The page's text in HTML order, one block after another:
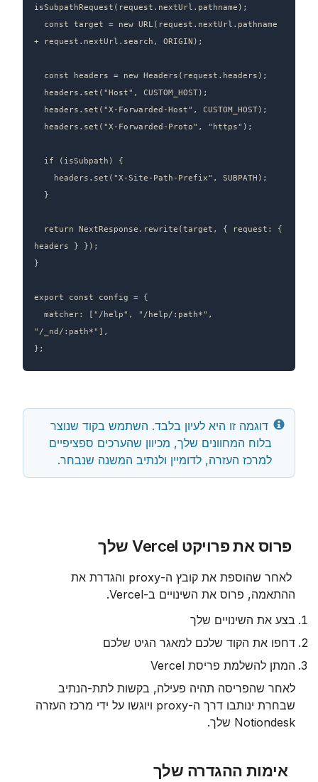
isSubpathRequest(request.nextUrl.pathname);
+ request.nextUrl.search, ORIGIN);
headers } });
}
export const config = {
"/_nd/:path*"],
};
דוגמה זו היא לעיון בלבד. השתמש בקוד שנוצר
בלוח המחוונים שלך, מכיוון שהערכים ספציפיים
למרכז העזרה, לדומיין ולנתיב המשנה שנבחר.
פרוס את פרויקט Vercel שלך
לאחר שהוספת את קובץ ה-proxy והגדרת את
ההתאמה, פרוס את השינויים ב-Vercel.
בצע את השינויים שלך
דחפו את הקוד שלכם למאגר הגיט שלכם
המתן להשלמת פריסת Vercel
לאחר שהפריסה תהיה פעילה, בקשות לתת-הנתיב
שבחרת ינותבו דרך ה-proxy ויוגשו על ידי מרכז העזרה
Notiondesk שלך.
אימות ההגדרה שלך